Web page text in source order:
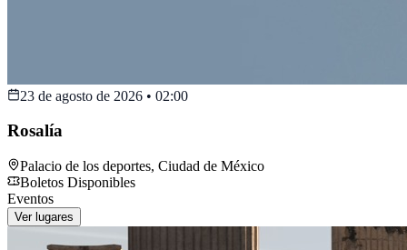
23 de agosto de 2026 • 02:00
Rosalía
Palacio de los deportes, Ciudad de México
Boletos Disponibles
Eventos
Ver lugares